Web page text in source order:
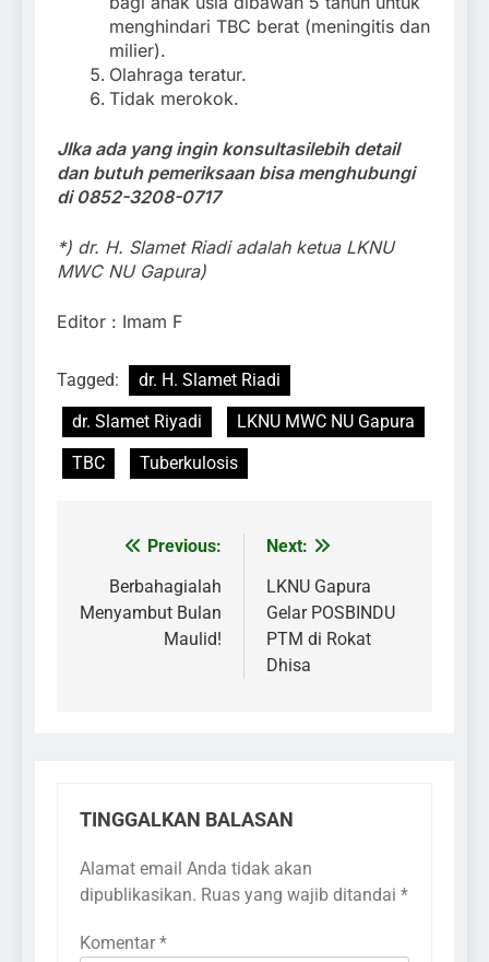
menghindari TBC berat (meningitis dan
milier).
Olahraga teratur.
Tidak merokok.
JIka ada yang ingin konsultasilebih detail
dan butuh pemeriksaan bisa menghubungi
di 0852-3208-0717
*) dr. H. Slamet Riadi adalah ketua LKNU
MWC NU Gapura)
Editor : Imam F
Tagged:
dr. H. Slamet Riadi
dr. Slamet Riyadi
LKNU MWC NU Gapura
TBC
Tuberkulosis
Navigasi
pos
Previous:
Berbahagialah
Menyambut Bulan
Maulid!
Next:
LKNU Gapura
Gelar POSBINDU
PTM di Rokat
Dhisa
TINGGALKAN BALASAN
Alamat email Anda tidak akan
dipublikasikan. Ruas yang wajib ditandai *
Komentar *